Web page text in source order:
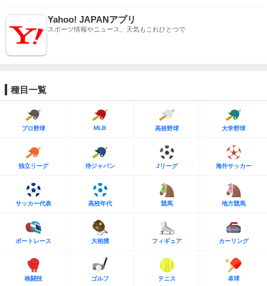
Yahoo! JAPANアプリ
スポーツ情報やニュース、天気もこれひとつで
種目一覧
プロ野球 MLB 高校野球 大学野球
独立リーグ 侍ジャパン Jリーグ 海外サッカー
サッカー代表 高校年代 競馬 地方競馬
ボートレース 大相撲 フィギュア カーリング
格闘技 ゴルフ テニス 卓球